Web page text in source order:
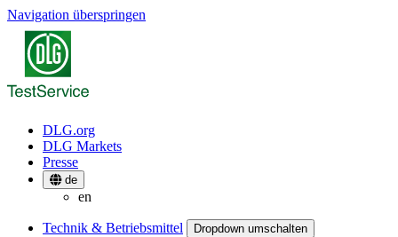
Navigation überspringen
DLG.org
DLG Markets
Presse
de
en
Technik & Betriebsmittel Dropdown umschalten